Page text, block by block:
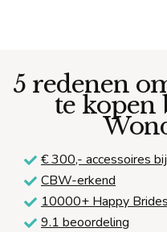
5 redenen
te kopen
€ 300,- accessoires
CBW-erkend
10000+ Happy Brides
9.1 beoordeling